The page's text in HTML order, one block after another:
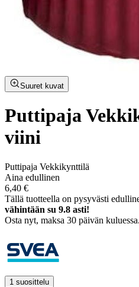
Suuret kuvat
Puttipaja
viini
Puttipaja Vekkikynttilä
Aina edullinen
6,40 €
Tällä tuotteella on pysyvästi
vähintään su 9.8 asti!
Osta nyt, ­maksa 30 päivän kuluessa.
1 suosittelu